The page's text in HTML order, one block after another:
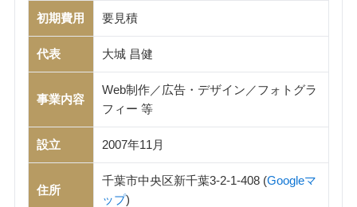
初期費用 要見積
代表 大城 昌健
事業内容
Web制作／広告・デザイン／フォトグラ
フィー 等
設立 2007年11月
住所
千葉市中央区新千葉3-2-1-408 (Googleマ
ップ)